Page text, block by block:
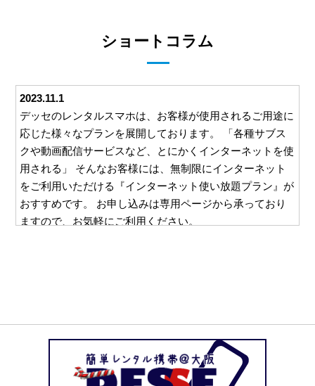
ショートコラム
2023.11.1
デッセのレンタルスマホは、お客様が使用されるご用途に
応じた様々なプランを展開しております。 「各種サブス
クや動画配信サービスなど、とにかくインターネットを使
用される」 そんなお客様には、無制限にインターネット
をご利用いただける『インターネット使い放題プラン』が
おすすめです。 お申し込みは専用ページから承っており
ますので、お気軽にご利用ください。
にお送りすることは一切ございません。 お客様と直接や
り取りのできるメールやお電話でのご請求となりますの
で、万一レンタルスマホの使用を他の方に知られたくな
い、という場合も安心してご利用いただけます。